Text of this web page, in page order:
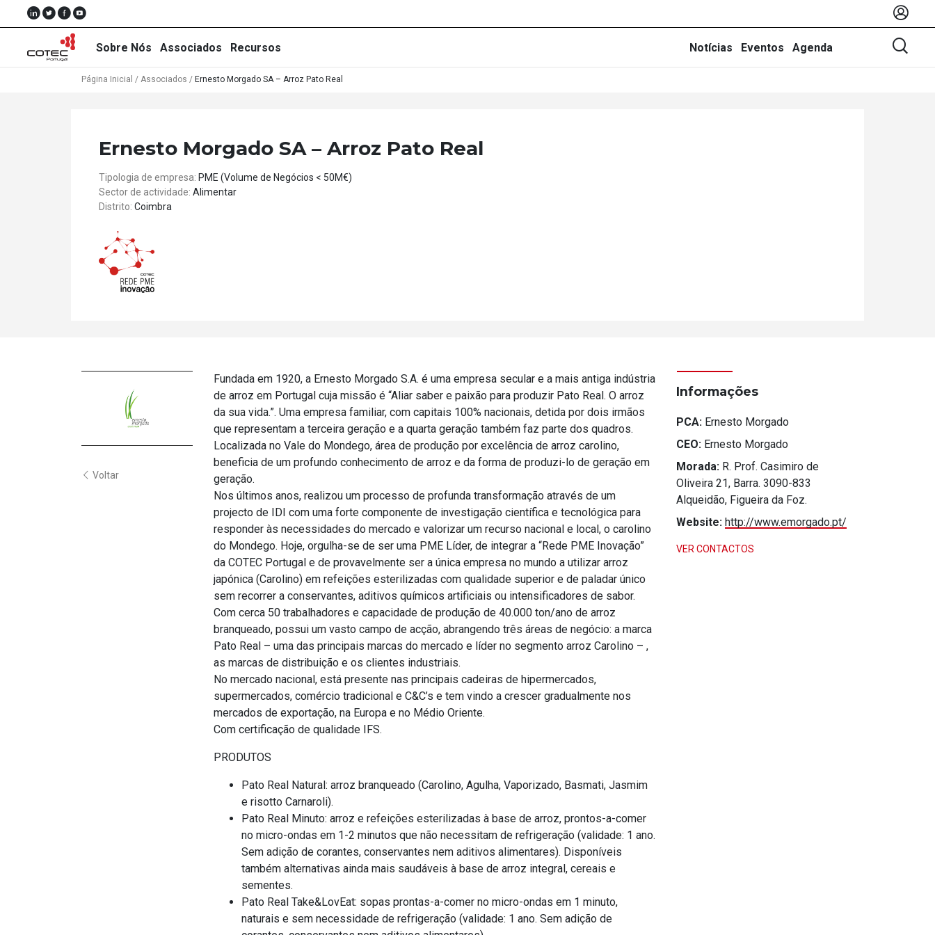
Sobre Nós Associados Recursos Notícias Eventos Agenda
Página Inicial / Associados / Ernesto Morgado SA – Arroz Pato Real
Ernesto Morgado SA – Arroz Pato Real
Tipologia de empresa: PME (Volume de Negócios < 50M€)
Sector de actividade: Alimentar
Distrito: Coimbra
Voltar
Fundada em 1920, a Ernesto Morgado S.A. é uma empresa secular e a mais antiga indústria
de arroz em Portugal cuja missão é “Aliar saber e paixão para produzir Pato Real. O arroz
da sua vida.”. Uma empresa familiar, com capitais 100% nacionais, detida por dois irmãos
que representam a terceira geração e a quarta geração também faz parte dos quadros.
Localizada no Vale do Mondego, área de produção por excelência de arroz carolino,
beneficia de um profundo conhecimento de arroz e da forma de produzi-lo de geração em
geração.
Nos últimos anos, realizou um processo de profunda transformação através de um
projecto de IDI com uma forte componente de investigação científica e tecnológica para
responder às necessidades do mercado e valorizar um recurso nacional e local, o carolino
do Mondego. Hoje, orgulha-se de ser uma PME Líder, de integrar a “Rede PME Inovação”
da COTEC Portugal e de provavelmente ser a única empresa no mundo a utilizar arroz
japónica (Carolino) em refeições esterilizadas com qualidade superior e de paladar único
sem recorrer a conservantes, aditivos químicos artificiais ou intensificadores de sabor.
Com cerca 50 trabalhadores e capacidade de produção de 40.000 ton/ano de arroz
branqueado, possui um vasto campo de acção, abrangendo três áreas de negócio: a marca
Pato Real – uma das principais marcas do mercado e líder no segmento arroz Carolino – ,
as marcas de distribuição e os clientes industriais.
No mercado nacional, está presente nas principais cadeiras de hipermercados,
supermercados, comércio tradicional e C&C’s e tem vindo a crescer gradualmente nos
mercados de exportação, na Europa e no Médio Oriente.
Com certificação de qualidade IFS.
PRODUTOS
Pato Real Natural: arroz branqueado (Carolino, Agulha, Vaporizado, Basmati, Jasmim
e risotto Carnaroli).
Pato Real Minuto: arroz e refeições esterilizadas à base de arroz, prontos-a-comer
no micro-ondas em 1-2 minutos que não necessitam de refrigeração (validade: 1 ano.
Sem adição de corantes, conservantes nem aditivos alimentares). Disponíveis
também alternativas ainda mais saudáveis à base de arroz integral, cereais e
sementes.
Pato Real Take&LovEat: sopas prontas-a-comer no micro-ondas em 1 minuto,
naturais e sem necessidade de refrigeração (validade: 1 ano. Sem adição de
Informações
PCA: Ernesto Morgado
CEO: Ernesto Morgado
Morada: R. Prof. Casimiro de
Oliveira 21, Barra. 3090-833
Alqueidão, Figueira da Foz.
Website: http://www.emorgado.pt/
VER CONTACTOS